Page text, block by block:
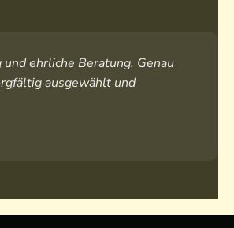
ehrliche Beratung. Genau
ausgewählt und